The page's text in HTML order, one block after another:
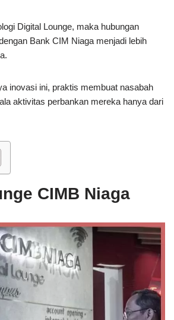
Digital Lounge, maka hubungan
Bank CIM Niaga menjadi lebih
inovasi ini, praktis membuat nasabah
aktivitas perbankan mereka hanya dari
CIMB Niaga